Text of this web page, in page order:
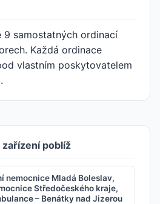
9 samostatných ordinací
Každá ordinace
vlastním poskytovatelem
poblíž
nemocnice Mladá Boleslav,
Středočeského kraje,
– Benátky nad Jizerou